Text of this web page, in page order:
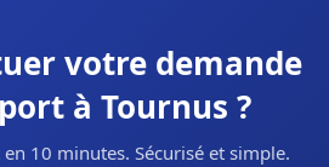
votre demande
à Tournus ?
10 minutes. Sécurisé et simple.